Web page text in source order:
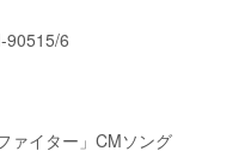
90515/6
ァイター」CMソング